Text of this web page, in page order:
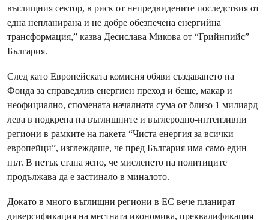
въглищния сектор, в риск от непредвидените последствия от
една непланирана и не добре обезпечена енергийна
трансформация,” казва Десислава Микова от “Грийнпийс” –
България.
След като Европейската комисия обяви създаването на
Фондa за справедлив енергиен преход и беше, макар и
неофициално, спомената началната сума от близо 1 милиард
лева в подкрепа на въглищните и въглеродно-интензивни
региони в рамките на пакета “Чиста енергия за всички
европейци”, изглеждаше, че пред България има само един
път. В петък стана ясно, че мисленето на политиците
продължава да е застинало в миналото.
Докато в много въглищни региони в ЕС вече планират
диверсификация на местната икономика, преквалификация